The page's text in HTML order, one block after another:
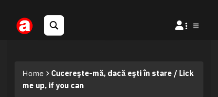
Home
Cucereşte-mă, dacă eşti în stare / Lick
me up, if you can